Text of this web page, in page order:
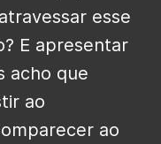
esse
E apresentar
acho que
ao
ao